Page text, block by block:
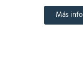
Más info